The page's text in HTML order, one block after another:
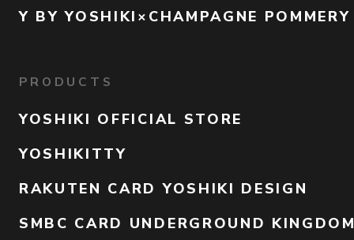
Y BY YOSHIKI×CHAMPAGNE POMMERY
PRODUCTS
YOSHIKI OFFICIAL STORE
YOSHIKITTY
RAKUTEN CARD YOSHIKI DESIGN
SMBC CARD UNDERGROUND